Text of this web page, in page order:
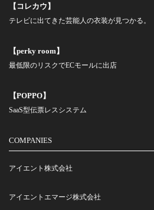
【コレカウ】
テレビに出てきた芸能人の衣装が見つかる。
【perky room】
最低限のリスクでECモールに出店
【POPPO】
SaaS型伝票レスシステム
COMPANIES
アイエント株式会社
アイエントエマージ株式会社